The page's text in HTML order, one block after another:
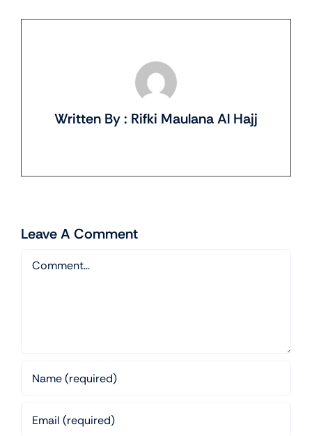
Written By : Rifki Maulana Al Hajj
Leave A Comment
Comment